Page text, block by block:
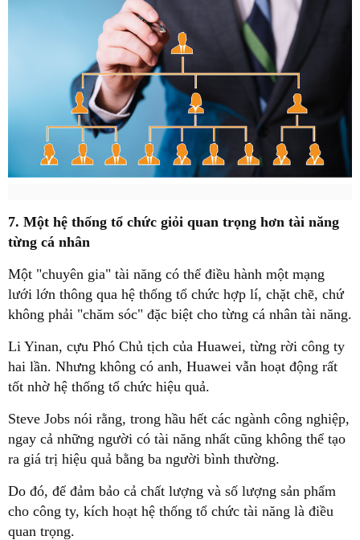
7. Một hệ thống tổ chức giỏi quan trọng hơn tài năng
từng cá nhân
Một "chuyên gia" tài năng có thể điều hành một mạng
lưới lớn thông qua hệ thống tổ chức hợp lí, chặt chẽ, chứ
không phải "chăm sóc" đặc biệt cho từng cá nhân tài năng.
Li Yinan, cựu Phó Chủ tịch của Huawei, từng rời công ty
hai lần. Nhưng không có anh, Huawei vẫn hoạt động rất
tốt nhờ hệ thống tổ chức hiệu quả.
Steve Jobs nói rằng, trong hầu hết các ngành công nghiệp,
ngay cả những người có tài năng nhất cũng không thể tạo
ra giá trị hiệu quả bằng ba người bình thường.
Do đó, để đảm bảo cả chất lượng và số lượng sản phẩm
cho công ty, kích hoạt hệ thống tổ chức tài năng là điều
quan trọng.